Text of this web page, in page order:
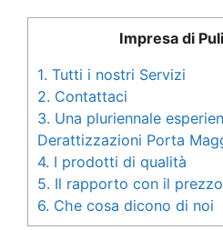
Impresa di
1. Tutti i nostri Servizi
2. Contattaci
3. Una pluriennale
Derattizzazioni Porta
4. I prodotti di qualità
5. Il rapporto con il prezzo
6. Che cosa dicono di noi